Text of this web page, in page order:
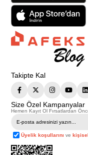
Takipte Kal
Size Özel Kampanyalar
Hemen Kayıt Ol Fırsatlardan
Üyelik koşullarını ve